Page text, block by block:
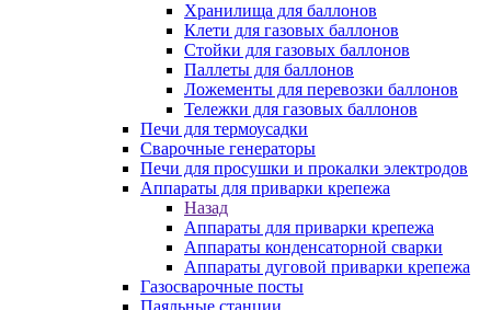
Хранилища для баллонов
Клети для газовых баллонов
Стойки для газовых баллонов
Паллеты для баллонов
Ложементы для перевозки баллонов
Тележки для газовых баллонов
Печи для термоусадки
Сварочные генераторы
Печи для просушки и прокалки электродов
Аппараты для приварки крепежа
Назад
Аппараты для приварки крепежа
Аппараты конденсаторной сварки
Аппараты дуговой приварки крепежа
Газосварочные посты
Паяльные станции